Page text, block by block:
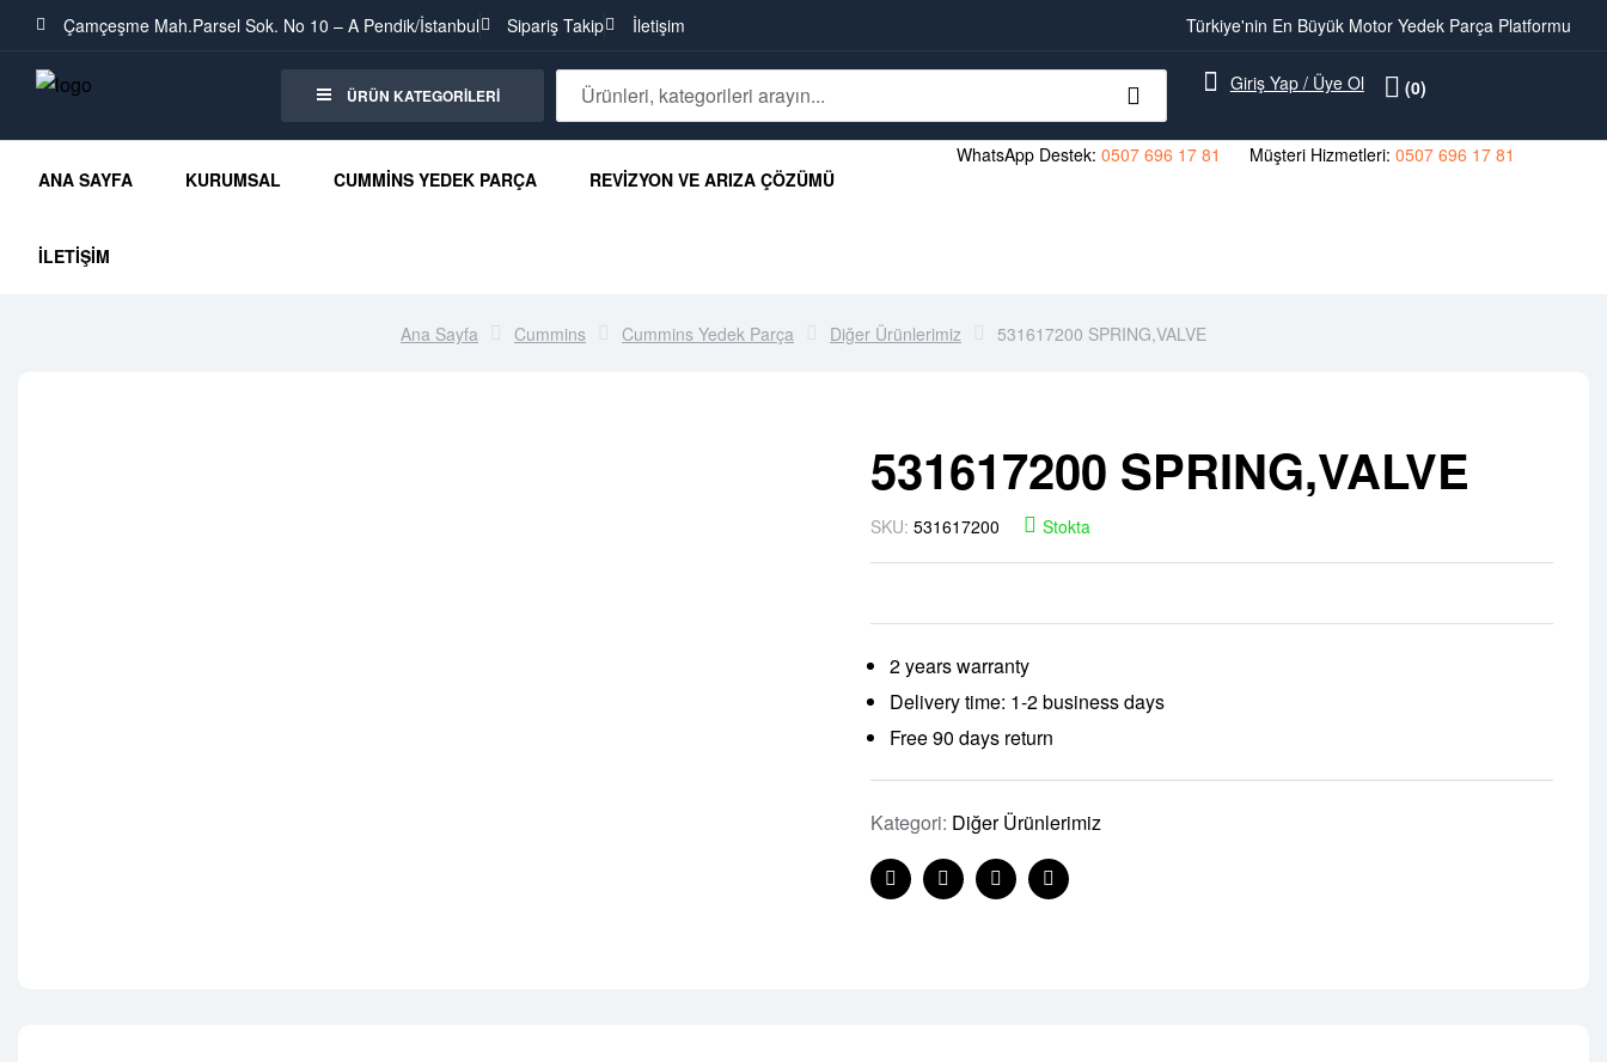
Çamçeşme Mah.Parsel Sok. No 10 – A Pendik/İstanbul Sipariş Takip İletişim Türkiye'nin En Büyük Motor Yedek Parça Platformu
ÜRÜN KATEGORILERI
Giriş Yap / Üye Ol (0)
ANA SAYFA KURUMSAL CUMMINS YEDEK PARÇA REVIZYON VE ARIZA ÇÖZÜMÜ
İLETIŞIM
WhatsApp Destek: 0507 696 17 81 Müşteri Hizmetleri: 0507 696 17 81
Ana Sayfa Cummins Cummins Yedek Parça Diğer Ürünlerimiz 531617200 SPRING,VALVE
531617200 SPRING,VALVE
SKU:531617200 Stokta
2 years warranty
Delivery time: 1-2 business days
Free 90 days return
Kategori: Diğer Ürünlerimiz
FacebookTwitterLinkedinPinterest